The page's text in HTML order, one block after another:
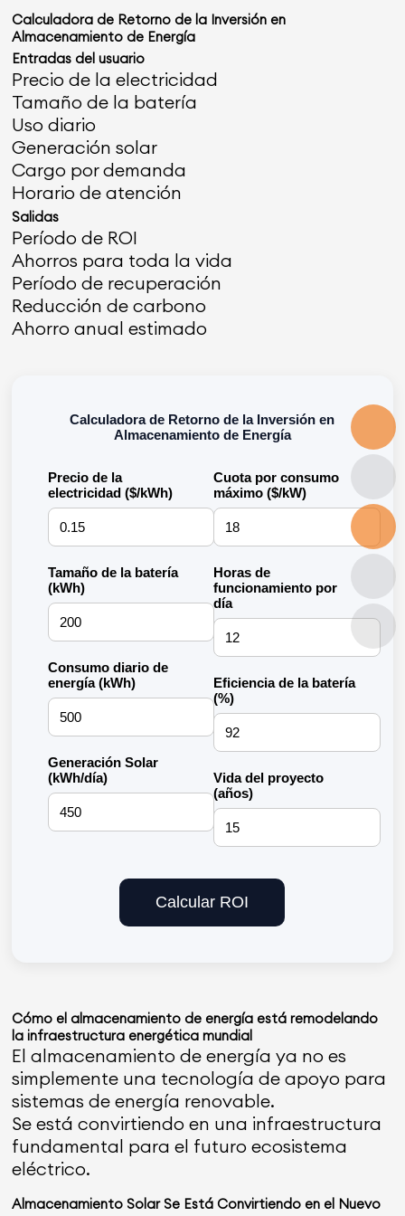
Calculadora de Retorno de la Inversión en
Almacenamiento de Energía
Entradas del usuario
Precio de la electricidad
Tamaño de la batería
Uso diario
Generación solar
Cargo por demanda
Horario de atención
Salidas
Período de ROI
Ahorros para toda la vida
Período de recuperación
Reducción de carbono
Ahorro anual estimado
Calculadora de Retorno de la Inversión en
Almacenamiento de Energía
Precio de la
electricidad ($/kWh)
Tamaño de la batería
(kWh)
Consumo diario de
energía (kWh)
Generación Solar
(kWh/día)
Cuota por consumo
máximo ($/kW)
Horas de
funcionamiento por
día
Eficiencia de la batería
(%)
Vida del proyecto
(años)
Calcular ROI
Cómo el almacenamiento de energía está remodelando
la infraestructura energética mundial
El almacenamiento de energía ya no es
simplemente una tecnología de apoyo para
sistemas de energía renovable.
Se está convirtiendo en una infraestructura
fundamental para el futuro ecosistema
eléctrico.
Almacenamiento Solar Se Está Convirtiendo en el Nuevo